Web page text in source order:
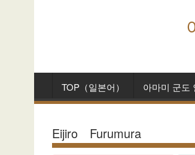
o
TOP（일본어） 아마미 군도
Eijiro Furumura